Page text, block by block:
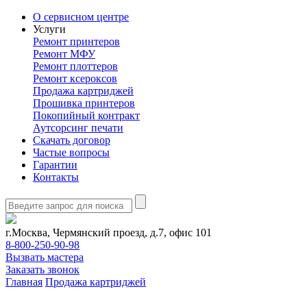
О сервисном центре
Услуги
Ремонт принтеров
Ремонт МФУ
Ремонт плоттеров
Ремонт ксероксов
Продажа картриджей
Прошивка принтеров
Покопийный контракт
Аутсорсинг печати
Скачать договор
Частые вопросы
Гарантии
Контакты
г.Москва, Чермянский проезд, д.7, офис 101
8-800-250-90-98
Вызвать мастера
Заказать звонок
Главная Продажа картриджей